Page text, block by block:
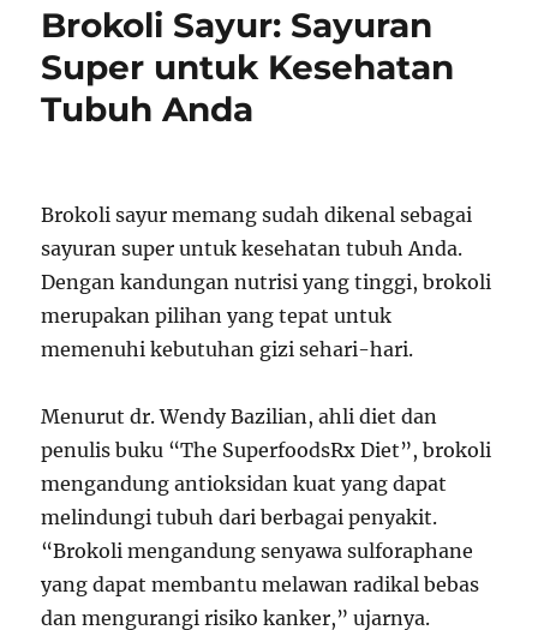
Brokoli Sayur: Sayuran
Super untuk Kesehatan
Tubuh Anda
Brokoli sayur memang sudah dikenal sebagai
sayuran super untuk kesehatan tubuh Anda.
Dengan kandungan nutrisi yang tinggi, brokoli
merupakan pilihan yang tepat untuk
memenuhi kebutuhan gizi sehari-hari.
Menurut dr. Wendy Bazilian, ahli diet dan
penulis buku “The SuperfoodsRx Diet”, brokoli
mengandung antioksidan kuat yang dapat
melindungi tubuh dari berbagai penyakit.
“Brokoli mengandung senyawa sulforaphane
yang dapat membantu melawan radikal bebas
dan mengurangi risiko kanker,” ujarnya.